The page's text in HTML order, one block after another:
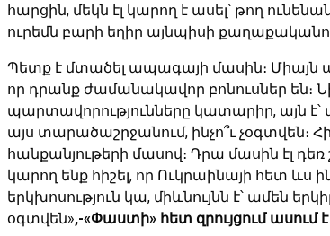
հարցին, մեկն էլ կարող է ասել՝ թող
ուրեմն բարի եղիր այնպիսի
Պետք է մտածել ապագայի մասին։ Միայն
որ դրանք ժամանակավոր բոնուսներ են։
պարտավորությունները կատարիր, այն
այս տարածաշրջանում, ինչո՞ւ չօգտվեն։
հանքանյութերի մասով։ Դրա մասին էլ դեռ
կարող ենք հիշել, որ Ուկրաինայի հետ ևս
երկխոսություն կա, միևնույնն է՝ ամեն
օգտվեն»,-«Փաստի» հետ զրույցում ասում